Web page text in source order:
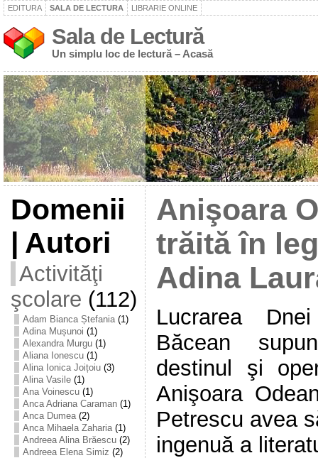
EDITURA SALA DE LECTURA LIBRARIE ONLINE
Sala de Lectură
Un simplu loc de lectură – Acasă
Domenii
| Autori
Activităţi
şcolare (112)
Adam Bianca Ștefania(1)
Adina Mușunoi (1)
Alexandra Murgu(1)
Aliana Ionescu(1)
Alina Ionica Joițoiu(3)
Alina Vasile(1)
Ana Voinescu(1)
Anca Adriana Caraman(1)
Anca Dumea(2)
Anca Mihaela Zaharia(1)
Andreea Alina Brăescu(2)
Andreea Elena Simiz (2)
Anişoara
trăită în
Adina
Lucrarea
Băcean
destinul şi
Anişoara
Petrescu avea
ingenuă a